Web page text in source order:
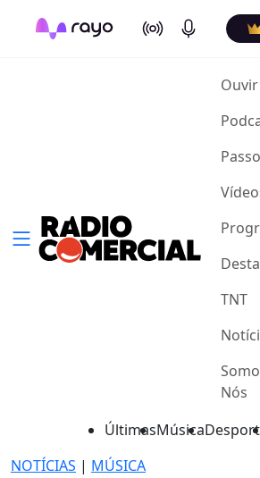
On Air Podcasts
Ouvir
TNT
Nós
ÚltimasMúsica
NOTÍCIAS | MÚSICA